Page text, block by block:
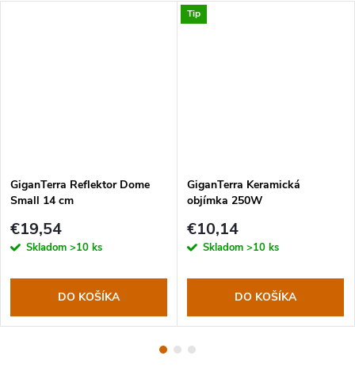
GiganTerra Reflektor Dome
Small 14 cm
€19,54
Skladom >10 ks
DO KOŠÍKA
Tip
GiganTerra Keramická
objímka 250W
€10,14
Skladom >10 ks
DO KOŠÍKA